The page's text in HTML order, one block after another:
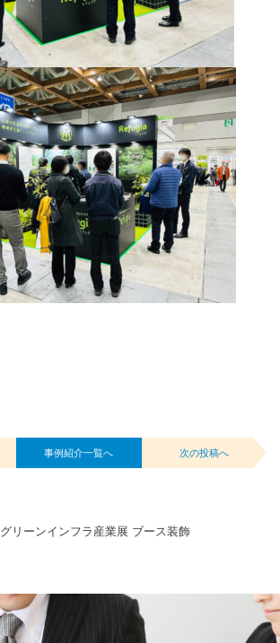
事例紹介一覧へ 次の投稿へ
グリーンインフラ産業展 ブース装飾